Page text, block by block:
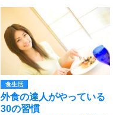
食生活
外食の達人がやっている
30の習慣